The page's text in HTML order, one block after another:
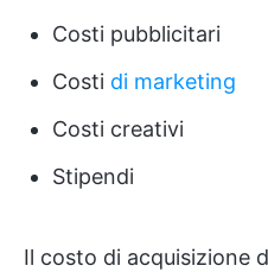
Costi pubblicitari
Costi di marketing
Costi creativi
Stipendi
Il costo di acquisizione